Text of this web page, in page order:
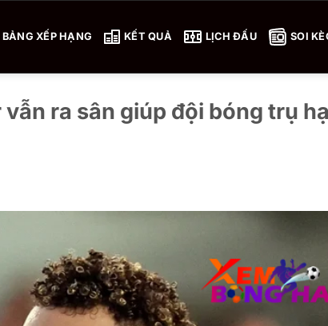
BẢNG XẾP HẠNG KẾT QUẢ LỊCH ĐẤU SOI
ra sân giúp đội bóng trụ